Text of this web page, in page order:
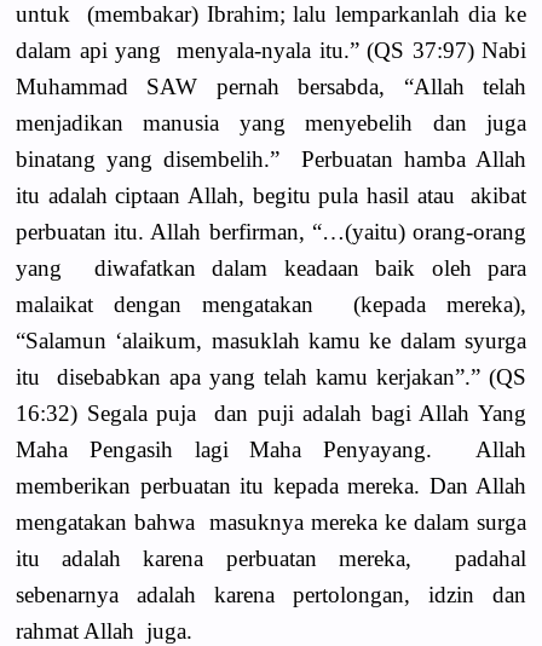
untuk (membakar) Ibrahim; lalu lemparkanlah dia ke
dalam api yang menyala-nyala itu.” (QS 37:97) Nabi
Muhammad SAW pernah bersabda, “Allah telah
menjadikan manusia yang menyebelih dan juga
binatang yang disembelih.” Perbuatan hamba Allah
itu adalah ciptaan Allah, begitu pula hasil atau akibat
perbuatan itu. Allah berfirman, “…(yaitu) orang-orang
yang diwafatkan dalam keadaan baik oleh para
malaikat dengan mengatakan (kepada mereka),
“Salamun ‘alaikum, masuklah kamu ke dalam syurga
itu disebabkan apa yang telah kamu kerjakan”.” (QS
16:32) Segala puja dan puji adalah bagi Allah Yang
Maha Pengasih lagi Maha Penyayang. Allah
memberikan perbuatan itu kepada mereka. Dan Allah
mengatakan bahwa masuknya mereka ke dalam surga
itu adalah karena perbuatan mereka, padahal
sebenarnya adalah karena pertolongan, idzin dan
rahmat Allah juga.